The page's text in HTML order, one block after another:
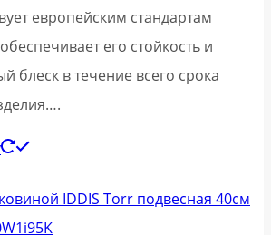
европейским стандартам
его стойкость и
блеск в течение всего срока